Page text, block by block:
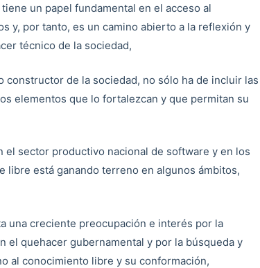
un papel fundamental en el acceso al
y, por tanto, es un camino abierto a la reflexión y
técnico de la sociedad,
de la sociedad, no sólo ha de incluir las
elementos que lo fortalezcan y que permitan su
el sector productivo nacional de software y en los
libre está ganando terreno en algunos ámbitos,
una creciente preocupación e interés por la
el quehacer gubernamental y por la búsqueda y
al conocimiento libre y su conformación,